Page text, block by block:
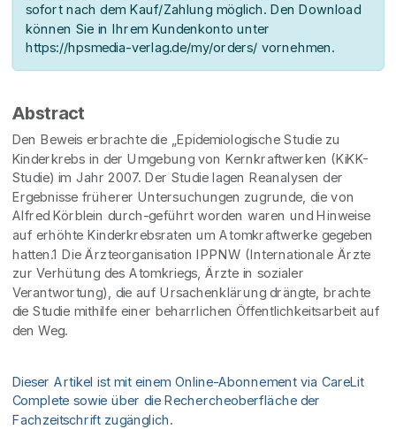
sofort nach dem Kauf/Zahlung möglich. Den Download
können Sie in Ihrem Kundenkonto unter
https://hpsmedia-verlag.de/my/orders/ vornehmen.
Abstract
Den Beweis erbrachte die „Epidemiologische Studie zu
Kinderkrebs in der Umgebung von Kernkraftwerken (KiKK-
Studie) im Jahr 2007. Der Studie lagen Reanalysen der
Ergebnisse früherer Untersuchungen zugrunde, die von
Alfred Körblein durch-geführt worden waren und Hinweise
auf erhöhte Kinderkrebsraten um Atomkraftwerke gegeben
hatten.1 Die Ärzteorganisation IPPNW (Internationale Ärzte
zur Verhütung des Atomkriegs, Ärzte in sozialer
Verantwortung), die auf Ursachenklärung drängte, brachte
die Studie mithilfe einer beharrlichen Öffentlichkeitsarbeit auf
den Weg.
Dieser Artikel ist mit einem Online-Abonnement via CareLit
Complete sowie über die Rechercheoberfläche der
Fachzeitschrift zugänglich.